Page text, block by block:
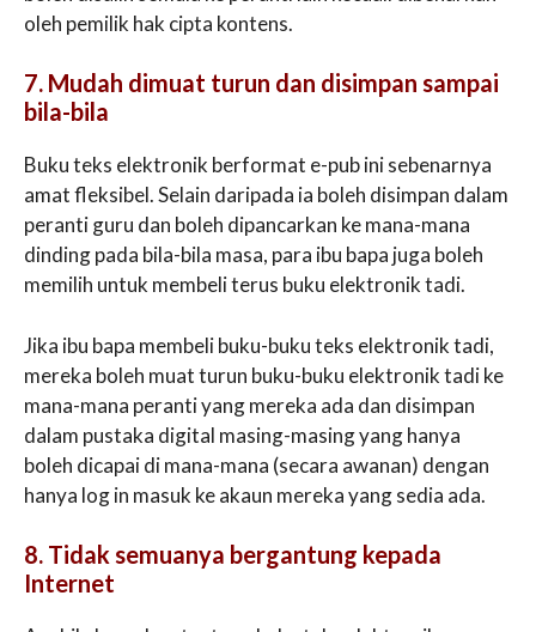
oleh pemilik hak cipta kontens.
7. Mudah dimuat turun dan disimpan sampai
bila-bila
Buku teks elektronik berformat e-pub ini sebenarnya
amat fleksibel. Selain daripada ia boleh disimpan dalam
peranti guru dan boleh dipancarkan ke mana-mana
dinding pada bila-bila masa, para ibu bapa juga boleh
memilih untuk membeli terus buku elektronik tadi.
Jika ibu bapa membeli buku-buku teks elektronik tadi,
mereka boleh muat turun buku-buku elektronik tadi ke
mana-mana peranti yang mereka ada dan disimpan
dalam pustaka digital masing-masing yang hanya
boleh dicapai di mana-mana (secara awanan) dengan
hanya log in masuk ke akaun mereka yang sedia ada.
8. Tidak semuanya bergantung kepada
Internet